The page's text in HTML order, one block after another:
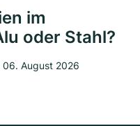
im
oder Stahl?
06. August 2026